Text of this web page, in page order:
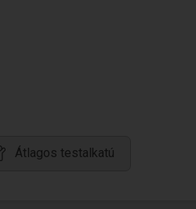
Átlagos testalkatú